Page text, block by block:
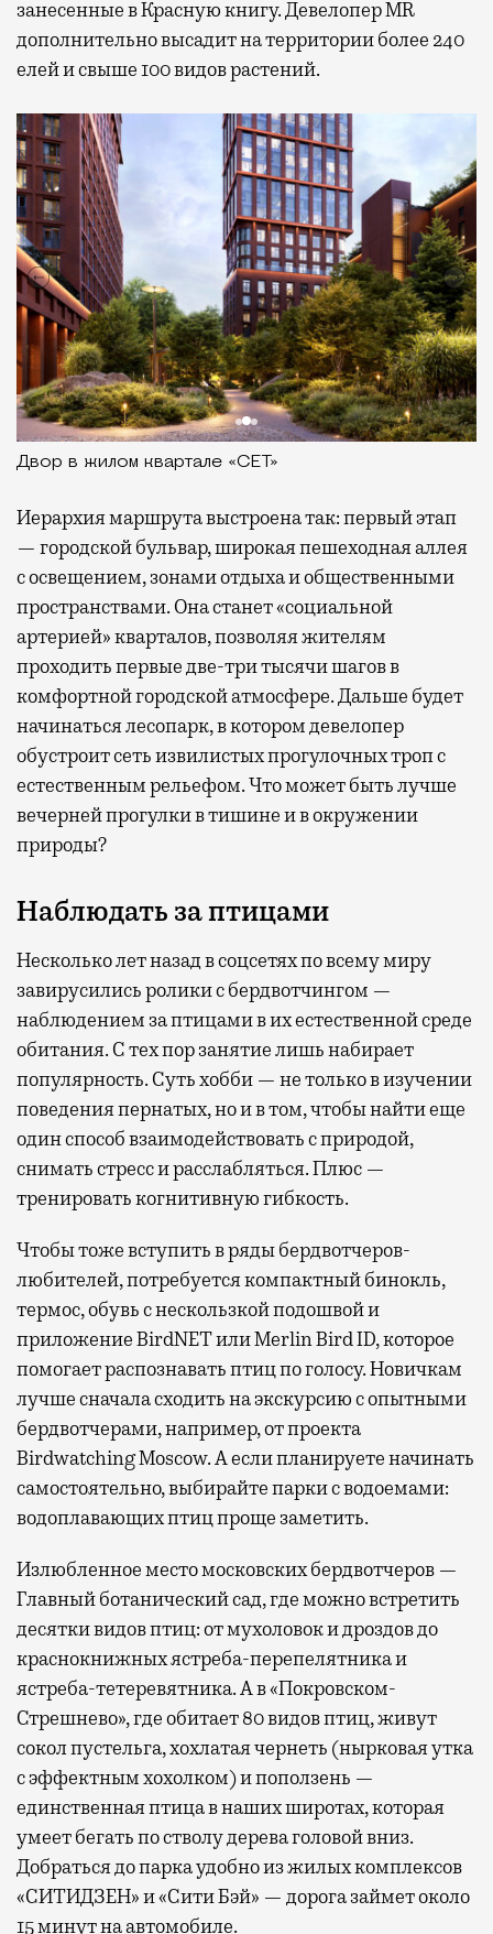
занесенные в Красную книгу. Девелопер MR
дополнительно высадит на территории более 240
елей и свыше 100 видов растений.
Двор в жилом квартале «СЕТ»
Иерархия маршрута выстроена так: первый этап
— городской бульвар, широкая пешеходная аллея
с освещением, зонами отдыха и общественными
пространствами. Она станет «социальной
артерией» кварталов, позволяя жителям
проходить первые две-три тысячи шагов в
комфортной городской атмосфере. Дальше будет
начинаться лесопарк, в котором девелопер
обустроит сеть извилистых прогулочных троп с
естественным рельефом. Что может быть лучше
вечерней прогулки в тишине и в окружении
природы?
Наблюдать за птицами
Несколько лет назад в соцсетях по всему миру
завирусились ролики с бердвотчингом —
наблюдением за птицами в их естественной среде
обитания. С тех пор занятие лишь набирает
популярность. Суть хобби — не только в изучении
поведения пернатых, но и в том, чтобы найти еще
один способ взаимодействовать с природой,
снимать стресс и расслабляться. Плюс —
тренировать когнитивную гибкость.
Чтобы тоже вступить в ряды бердвотчеров-
любителей, потребуется компактный бинокль,
термос, обувь с нескользкой подошвой и
приложение BirdNET или Merlin Bird ID, которое
помогает распознавать птиц по голосу. Новичкам
лучше сначала сходить на экскурсию с опытными
бердвотчерами, например, от проекта
Birdwatching Moscow. А если планируете начинать
самостоятельно, выбирайте парки с водоемами:
водоплавающих птиц проще заметить.
Излюбленное место московских бердвотчеров —
Главный ботанический сад, где можно встретить
десятки видов птиц: от мухоловок и дроздов до
краснокнижных ястреба-перепелятника и
ястреба-тетеревятника. А в «Покровском-
Стрешнево», где обитает 80 видов птиц, живут
сокол пустельга, хохлатая чернеть (нырковая утка
с эффектным хохолком) и поползень —
единственная птица в наших широтах, которая
умеет бегать по стволу дерева головой вниз.
Добраться до парка удобно из жилых комплексов
«СИТИДЗЕН» и «Сити Бэй» — дорога займет около
15 минут на автомобиле.